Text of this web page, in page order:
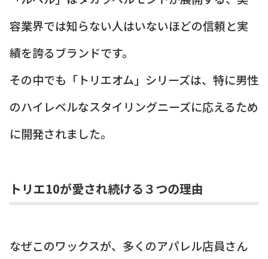
容業界では知らない人はいないほどの信頼と実
績を誇るブランドです。
その中でも「トリエオム」シリーズは、特に男性
のハイレベルなスタイリングニーズに応えるため
に開発されました。
トリエ10が愛され続ける３つの理由
なぜこのワックスが、多くのアパレル店員さん